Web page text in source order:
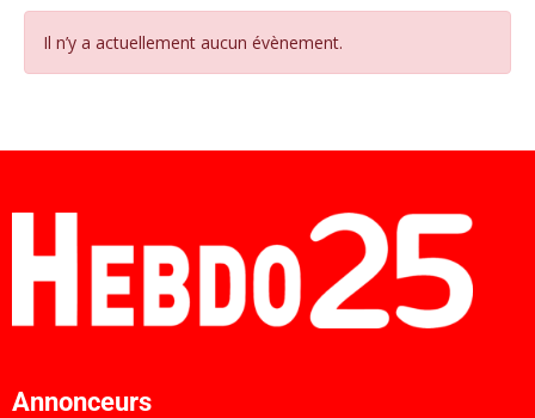
Il n’y a actuellement aucun évènement.
Annonceurs